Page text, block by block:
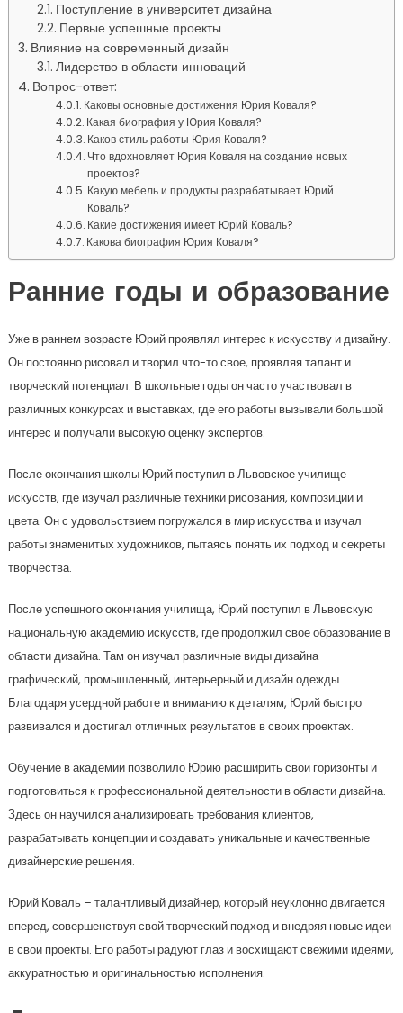
Поступление в университет дизайна
Первые успешные проекты
Влияние на современный дизайн
Лидерство в области инноваций
Вопрос-ответ:
Каковы основные достижения Юрия Коваля?
Какая биография у Юрия Коваля?
Каков стиль работы Юрия Коваля?
Что вдохновляет Юрия Коваля на создание новых
проектов?
Какую мебель и продукты разрабатывает Юрий
Коваль?
Какие достижения имеет Юрий Коваль?
Какова биография Юрия Коваля?
Ранние годы и образование
Уже в раннем возрасте Юрий проявлял интерес к искусству и дизайну.
Он постоянно рисовал и творил что-то свое, проявляя талант и
творческий потенциал. В школьные годы он часто участвовал в
различных конкурсах и выставках, где его работы вызывали большой
интерес и получали высокую оценку экспертов.
После окончания школы Юрий поступил в Львовское училище
искусств, где изучал различные техники рисования, композиции и
цвета. Он с удовольствием погружался в мир искусства и изучал
работы знаменитых художников, пытаясь понять их подход и секреты
творчества.
После успешного окончания училища, Юрий поступил в Львовскую
национальную академию искусств, где продолжил свое образование в
области дизайна. Там он изучал различные виды дизайна –
графический, промышленный, интерьерный и дизайн одежды.
Благодаря усердной работе и вниманию к деталям, Юрий быстро
развивался и достигал отличных результатов в своих проектах.
Обучение в академии позволило Юрию расширить свои горизонты и
подготовиться к профессиональной деятельности в области дизайна.
Здесь он научился анализировать требования клиентов,
разрабатывать концепции и создавать уникальные и качественные
дизайнерские решения.
Юрий Коваль – талантливый дизайнер, который неуклонно двигается
вперед, совершенствуя свой творческий подход и внедряя новые идеи
в свои проекты. Его работы радуют глаз и восхищают свежими идеями,
аккуратностью и оригинальностью исполнения.